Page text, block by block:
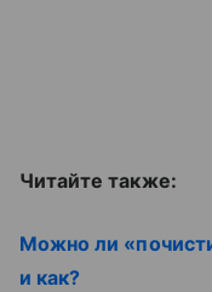
Читайте также:
Можно ли
и как?